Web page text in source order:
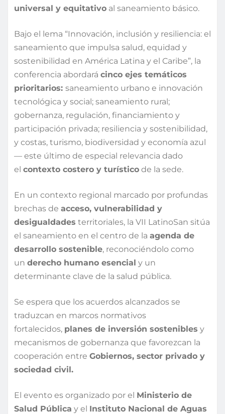
universal y equitativo al saneamiento básico.
Bajo el lema “Innovación, inclusión y resiliencia: el
saneamiento que impulsa salud, equidad y
sostenibilidad en América Latina y el Caribe”, la
conferencia abordará cinco ejes temáticos
prioritarios: saneamiento urbano e innovación
tecnológica y social; saneamiento rural;
gobernanza, regulación, financiamiento y
participación privada; resiliencia y sostenibilidad,
y costas, turismo, biodiversidad y economía azul
— este último de especial relevancia dado
el contexto costero y turístico de la sede.
En un contexto regional marcado por profundas
brechas de acceso, vulnerabilidad y
desigualdades territoriales, la VII LatinoSan sitúa
el saneamiento en el centro de la agenda de
desarrollo sostenible, reconociéndolo como
un derecho humano esencial y un
determinante clave de la salud pública.
Se espera que los acuerdos alcanzados se
traduzcan en marcos normativos
fortalecidos, planes de inversión sostenibles y
mecanismos de gobernanza que favorezcan la
cooperación entre Gobiernos, sector privado y
sociedad civil.
El evento es organizado por el Ministerio de
Salud Pública y el Instituto Nacional de Aguas